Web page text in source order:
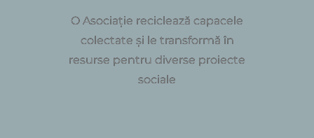
O Asociație reciclează capacele
colectate și le transformă în
resurse pentru diverse proiecte
sociale